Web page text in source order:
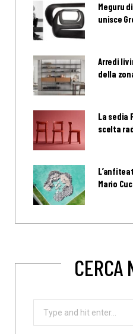
Meguru
unisce
Arredi
della
La sedia
scelta
Mario
CERCA
Search